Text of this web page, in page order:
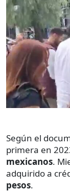
Según el
primera en
mexicanos.
adquirido a
pesos.